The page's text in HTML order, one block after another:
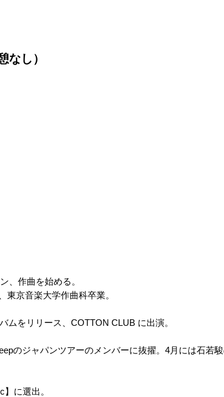
し）
、作曲を始める。
京音楽大学作曲科卒業。
ムをリリース、COTTON CLUB に出演。
のジャパンツアーのメンバーに抜擢。4月には石若
に選出。